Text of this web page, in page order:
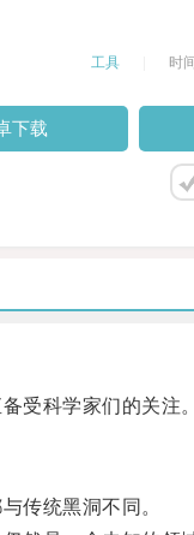
工具 时
下载
受科学家们的关注。
传统黑洞不同。